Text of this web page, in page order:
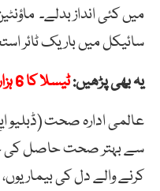
میںکئیاندازبدلے۔
سائیکلمیںباریکٹائر
یہ بھی پڑھیں:ٹیسلا کا 6 ہزار گاڑیاں واپس منگوانے کا فیصلہ
عالمی ادارہ صحت (ڈبلیو
سے بہتر صحت حاصل کی
کرنے والے دل کی